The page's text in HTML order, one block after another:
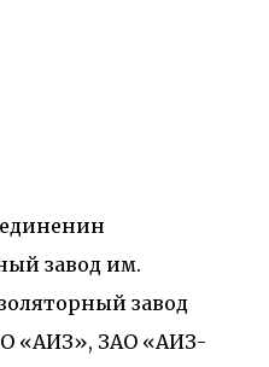
завод им.
завод
«АИЗ», ЗАО «АИЗ-